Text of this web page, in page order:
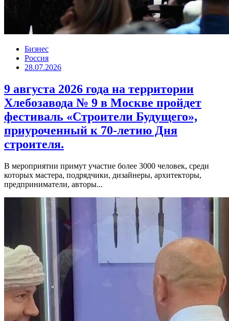
Бизнес
Россия
28.07.2026
9 августа 2026 года на территории
Хлебозавода № 9 в Москве пройдет
фестиваль «Строители Будущего»,
приуроченный к 70-летию Дня
строителя.
В мероприятии примут участие более 3000 человек, среди
которых мастера, подрядчики, дизайнеры, архитекторы,
предприниматели, авторы...